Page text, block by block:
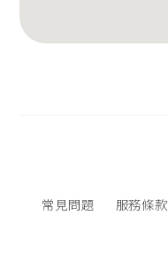
常見問題 服務條款